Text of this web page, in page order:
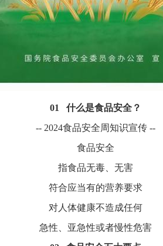
01 什么是食品安全？
-- 2024食品安全周知识宣传 --
食品安全
指食品无毒、无害
符合应当有的营养要求
对人体健康不造成任何
急性、亚急性或者慢性危害